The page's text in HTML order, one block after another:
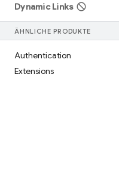
Dynamic Links
ÄHNLICHE PRODUKTE
Authentication
Extensions